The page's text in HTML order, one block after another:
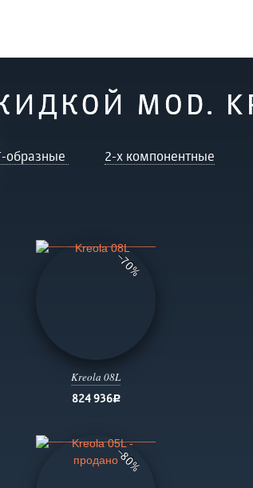
MOD.
образные 2-х компонентные
−70%
Kreola 08L
824 936руб.
−80%